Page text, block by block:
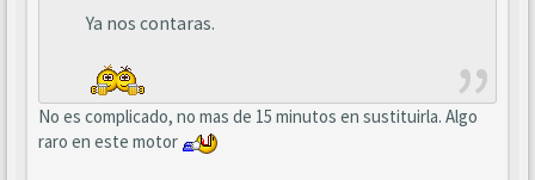
Ya nos contaras.
No es complicado, no mas de 15 minutos en sustituirla. Algo
raro en este motor